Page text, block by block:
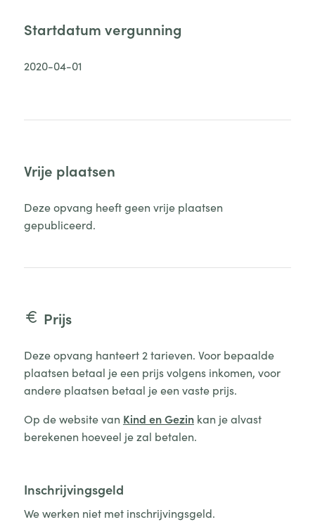
Startdatum vergunning
2020-04-01
Vrije plaatsen
Deze opvang heeft geen vrije plaatsen
gepubliceerd.
Prijs
Deze opvang hanteert 2 tarieven. Voor bepaalde
plaatsen betaal je een prijs volgens inkomen, voor
andere plaatsen betaal je een vaste prijs.
Op de website van Kind en Gezinkan je alvast
berekenen hoeveel je zal betalen.
Inschrijvingsgeld
We werken niet met inschrijvingsgeld.